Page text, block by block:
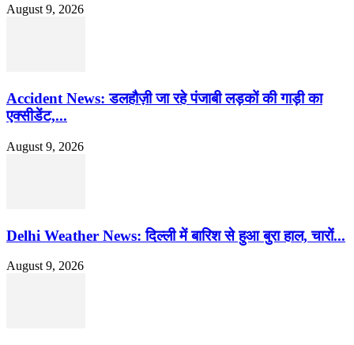
August 9, 2026
Accident News: डलहौज़ी जा रहे पंजाबी लड़कों की गाड़ी का
एक्सीडेंट,...
August 9, 2026
Delhi Weather News: दिल्ली में बारिश से हुआ बुरा हाल, चारों...
August 9, 2026